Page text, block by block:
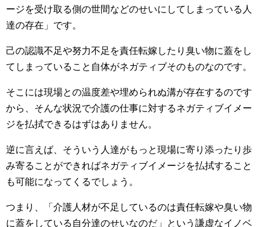
ージを受け取る側の世間などのせいにしてしまっている人
達の存在」です。
己の認識不足や努力不足を責任転嫁したり臭い物に蓋をし
てしまっていること自体がネガティブそのものなのです。
そこには現場との温度差や埋められぬ溝が存在するのです
から、そんな状況で介護の仕事に対するネガティブイメー
ジを払拭できるはずはありません。
逆に言えば、そういう人達がもっと現場に寄り添ったり歩
み寄ることができればネガティブイメージを払拭すること
も可能になってくるでしょう。
つまり、「介護人材が不足しているのは責任転嫁や臭い物
に蓋をしている自分達のせいなのだ」という謙虚なイノベ